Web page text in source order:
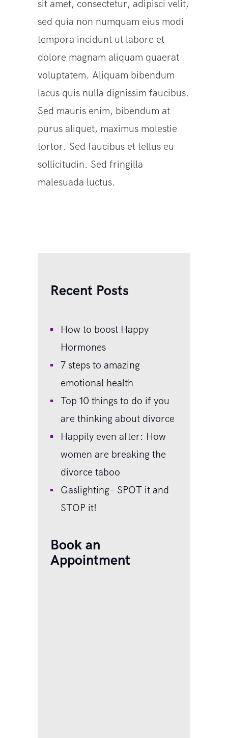
sit amet, consectetur, adipisci velit,
sed quia non numquam eius modi
tempora incidunt ut labore et
dolore magnam aliquam quaerat
voluptatem. Aliquam bibendum
lacus quis nulla dignissim faucibus.
Sed mauris enim, bibendum at
purus aliquet, maximus molestie
tortor. Sed faucibus et tellus eu
sollicitudin. Sed fringilla
malesuada luctus.
Recent Posts
How to boost Happy
Hormones
7 steps to amazing
emotional health
Top 10 things to do if you
are thinking about divorce
Happily even after: How
women are breaking the
divorce taboo
Gaslighting– SPOT it and
STOP it!
Book an
Appointment